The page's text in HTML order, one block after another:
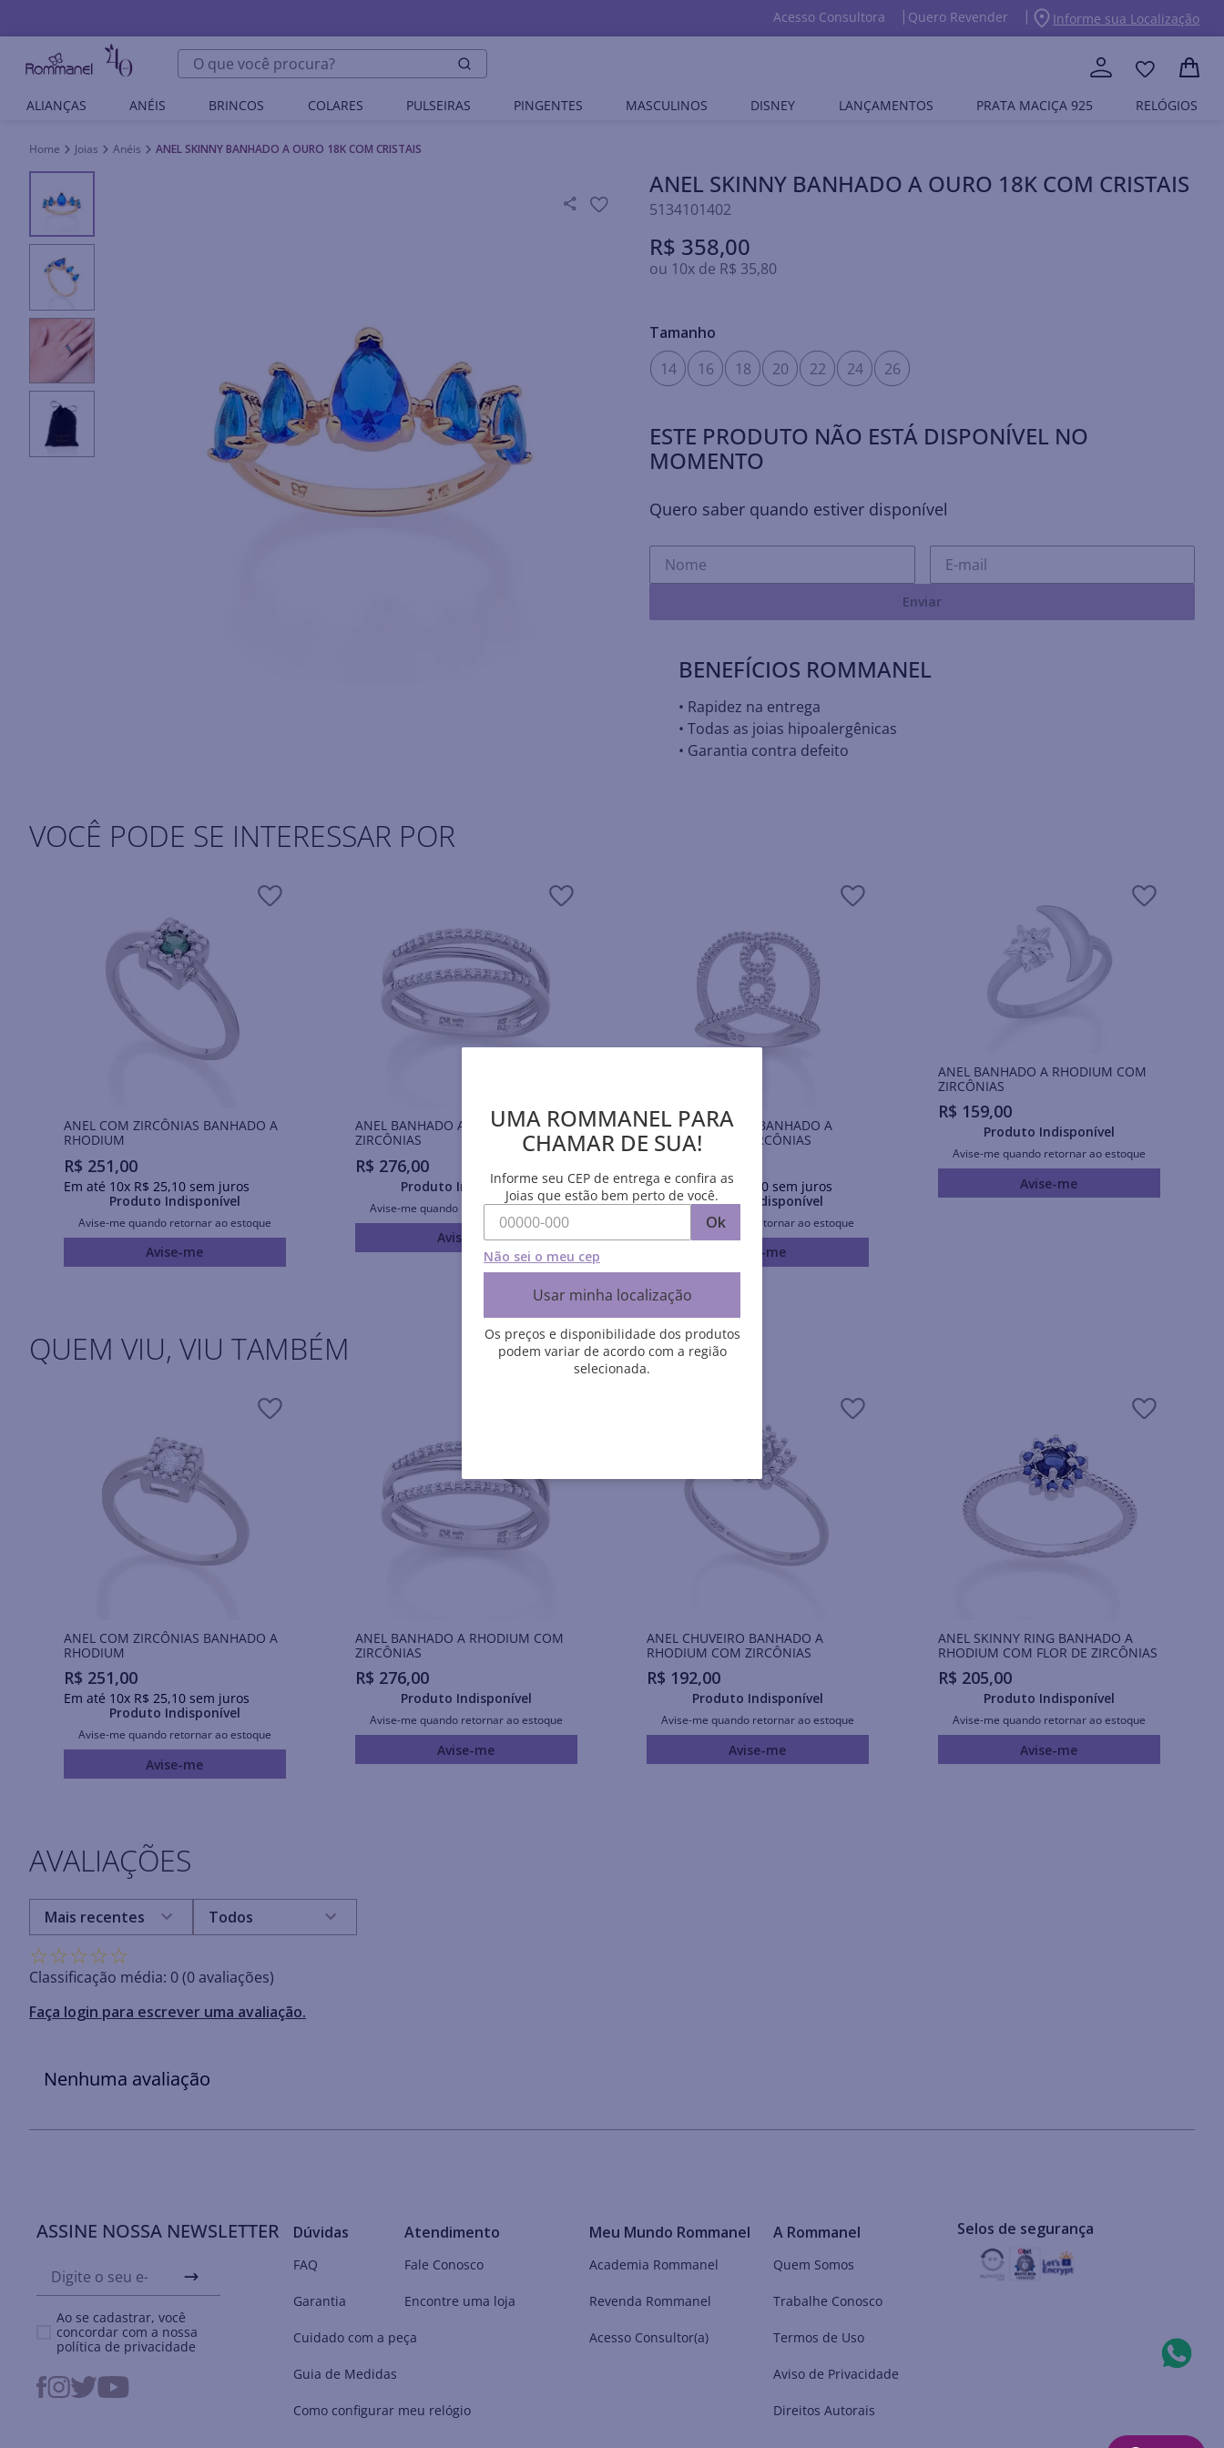
Acesso Consultora Quero Revender Informe sua Localização
O que você procura?
ALIANÇAS ANÉIS BRINCOS COLARES PULSEIRAS PINGENTES MASCULINOS DISNEY LANÇAMENTOS PRATA MACIÇA 925 RELÓGIOS
Joias Anéis ANEL SKINNY BANHADO A OURO 18K COM CRISTAIS
ANEL SKINNY BANHADO A OURO 18K COM CRISTAIS
5134101402
R$ 358,00
ou 10x de R$ 35,80
Tamanho
14
16 18 20 22 24 26
ESTE PRODUTO NÃO ESTÁ DISPONÍVEL NO
MOMENTO
Quero saber quando estiver disponível
Enviar
BENEFÍCIOS ROMMANEL
• Rapidez na entrega
• Todas as joias hipoalergênicas
• Garantia contra defeito
VOCÊ PODE SE INTERESSAR POR
ANEL COM ZIRCÔNIAS BANHADO A
RHODIUM
R$ 251,00
Em até 10x R$ 25,10sem juros
Produto Indisponível
Avise-me quando retornar ao estoque
Avise-me
ANEL BANHADO A RHODIUM COM
ZIRCÔNIAS
R$ 276,00
Produto Indisponível
Avise-me quando retornar ao estoque
Avise-me
ANEL ARO DUPLO BANHADO A
RHODIUM COM ZIRCÔNIAS
Em até10x R$ 30sem juros
Produto Indisponível
Avise-me quando retornar ao estoque
Avise-me
ANEL BANHADO A RHODIUM COM
ZIRCÔNIAS
R$ 159,00
Produto Indisponível
Avise-me quando retornar ao estoque
Avise-me
QUEM VIU, VIU TAMBÉM
ANEL COM ZIRCÔNIAS BANHADO A
RHODIUM
R$ 251,00
Em até 10x R$ 25,10sem juros
Produto Indisponível
Avise-me quando retornar ao estoque
Avise-me
ANEL BANHADO A RHODIUM COM
ZIRCÔNIAS
R$ 276,00
Produto Indisponível
Avise-me quando retornar ao estoque
Avise-me
ANEL CHUVEIRO BANHADO A
RHODIUM COM ZIRCÔNIAS
R$ 192,00
Produto Indisponível
Avise-me quando retornar ao estoque
Avise-me
ANEL SKINNY RING BANHADO A
RHODIUM COM FLOR DE ZIRCÔNIAS
R$ 205,00
Produto Indisponível
Avise-me quando retornar ao estoque
Avise-me
AVALIAÇÕES
☆☆☆☆☆
Classificação média: 0(0 avaliações)
Faça login para escrever uma avaliação.
Mais recentes Todos
Nenhuma avaliação
ASSINE NOSSA NEWSLETTER
Ao se cadastrar, você
concordar com a nossa
política de privacidade
Dúvidas
FAQ
Garantia
Cuidado com a peça
Guia de Medidas
Como configurar meu relógio
Atendimento
Fale Conosco
Encontre uma loja
Meu Mundo Rommanel
Academia Rommanel
Revenda Rommanel
Acesso Consultor(a)
A Rommanel
Quem Somos
Trabalhe Conosco
Termos de Uso
Aviso de Privacidade
Direitos Autorais
Selos de segurança
UMA ROMMANEL PARA
CHAMAR DE SUA!
Informe seu CEP de entrega e confira as
Joias que estão bem perto de você.
Ok
Não sei o meu cep
Usar minha localização
Os preços e disponibilidade dos produtos
podem variar de acordo com a região
selecionada.